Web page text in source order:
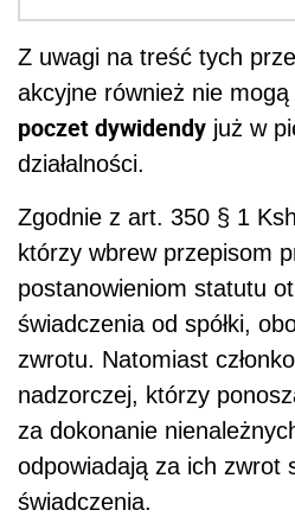
Z uwagi na treść tych
akcyjne również nie mogą
poczet dywidendy już w
działalności.
Zgodnie z art. 350 § 1
którzy wbrew przepisom
postanowieniom statutu
świadczenia od spółki,
zwrotu. Natomiast
nadzorczej, którzy
za dokonanie
odpowiadają za ich zwrot
świadczenia.